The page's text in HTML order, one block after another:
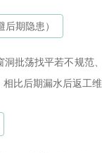
期隐患）
批荡找平若不规范
比后期漏水后返工